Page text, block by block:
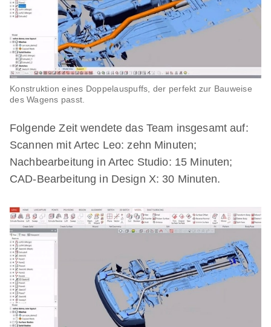
Konstruktion eines Doppelauspuffs, der perfekt zur Bauweise
des Wagens passt.
Folgende Zeit wendete das Team insgesamt auf:
Scannen mit Artec Leo: zehn Minuten;
Nachbearbeitung in Artec Studio: 15 Minuten;
CAD-Bearbeitung in Design X: 30 Minuten.